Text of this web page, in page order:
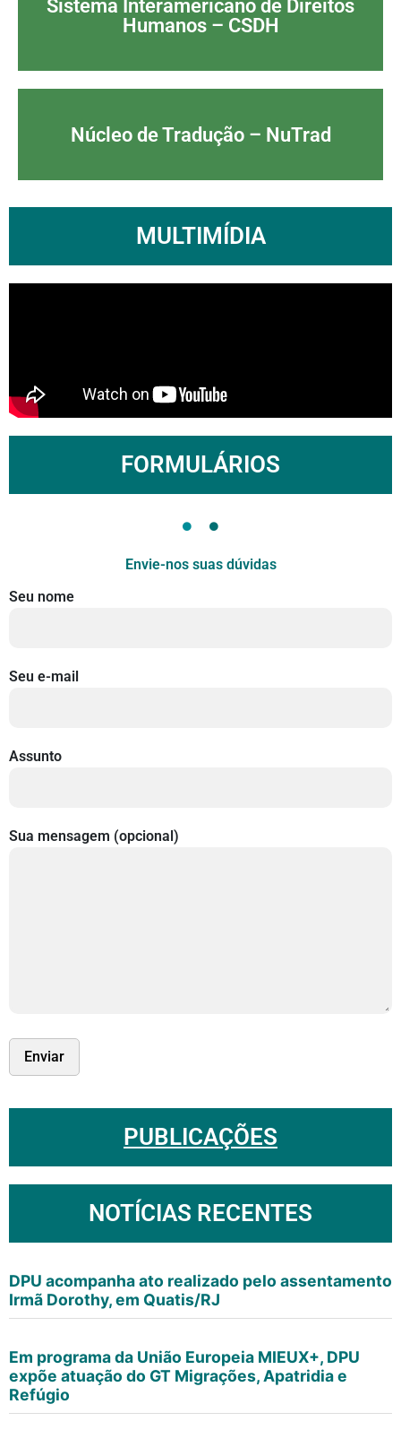
Sistema Interamericano de Direitos
Humanos – CSDH
Núcleo de Tradução – NuTrad
MULTIMÍDIA
FORMULÁRIOS
Envie-nos suas dúvidas
Seu nome
Seu e-mail
Assunto
Sua mensagem (opcional)
PUBLICAÇÕES
NOTÍCIAS RECENTES
DPU acompanha ato realizado pelo assentamento
Irmã Dorothy, em Quatis/RJ
Em programa da União Europeia MIEUX+, DPU
expõe atuação do GT Migrações, Apatridia e
Refúgio